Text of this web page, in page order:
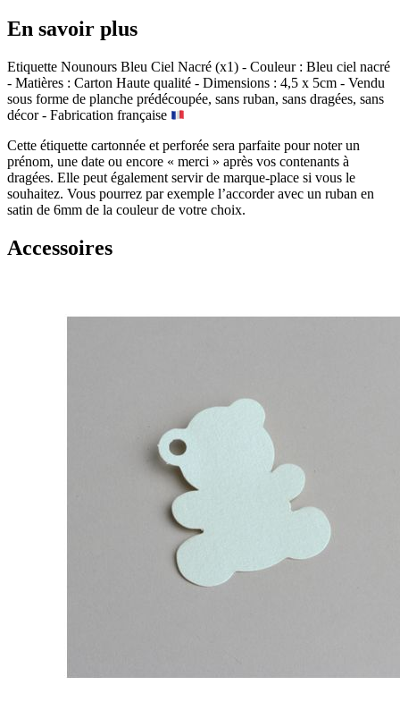
En savoir plus
Etiquette Nounours Bleu Ciel Nacré (x1) - Couleur : Bleu ciel nacré
- Matières : Carton Haute qualité - Dimensions : 4,5 x 5cm - Vendu
sous forme de planche prédécoupée, sans ruban, sans dragées, sans
décor - Fabrication française
Cette étiquette cartonnée et perforée sera parfaite pour noter un
prénom, une date ou encore « merci » après vos contenants à
dragées. Elle peut également servir de marque-place si vous le
souhaitez. Vous pourrez par exemple l’accorder avec un ruban en
satin de 6mm de la couleur de votre choix.
Accessoires